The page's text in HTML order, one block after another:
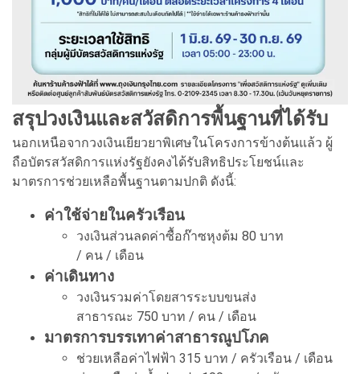
สรุปวงเงินและสวัสดิการพื้นฐานที่ได้รับ
นอกเหนือจากวงเงินเยียวยาพิเศษในโครงการข้างต้นแล้ว ผู้
ถือบัตรสวัสดิการแห่งรัฐยังคงได้รับสิทธิประโยชน์และ
มาตรการช่วยเหลือพื้นฐานตามปกติ ดังนี้:
ค่าใช้จ่ายในครัวเรือน
วงเงินส่วนลดค่าซื้อก๊าซหุงต้ม 80 บาท
/ คน / เดือน
ค่าเดินทาง
วงเงินรวมค่าโดยสารระบบขนส่ง
สาธารณะ 750 บาท / คน / เดือน
มาตรการบรรเทาค่าสาธารณูปโภค
ช่วยเหลือค่าไฟฟ้า 315 บาท / ครัวเรือน / เดือน